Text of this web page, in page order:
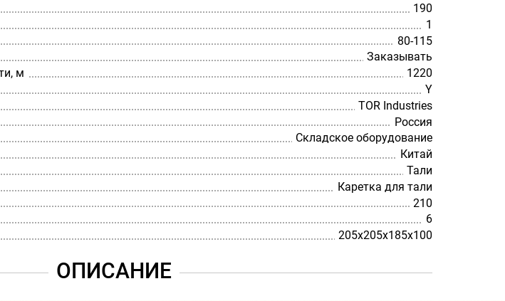
190
1
80-115
Заказывать
м
1220
Y
TOR Industries
Россия
Складское оборудование
Китай
Тали
Каретка для тали
210
6
205х205х185х100
ОПИСАНИЕ